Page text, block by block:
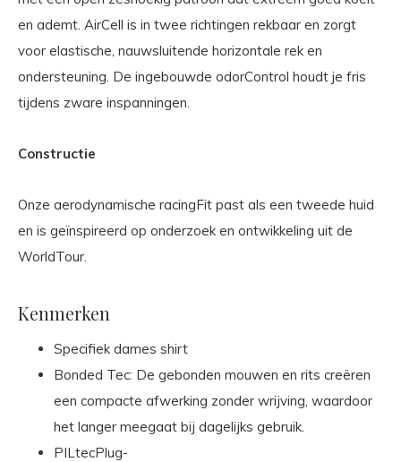
en ademt. AirCell is in twee richtingen rekbaar en zorgt
voor elastische, nauwsluitende horizontale rek en
ondersteuning. De ingebouwde odorControl houdt je fris
tijdens zware inspanningen.
Constructie
Onze aerodynamische racingFit past als een tweede huid
en is geïnspireerd op onderzoek en ontwikkeling uit de
WorldTour.
Kenmerken
Specifiek dames shirt
Bonded Tec: De gebonden mouwen en rits creëren
een compacte afwerking zonder wrijving, waardoor
het langer meegaat bij dagelijks gebruik.
PILtecPlug-